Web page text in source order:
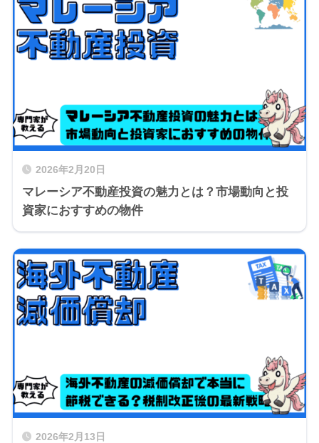
2026年2月20日
マレーシア不動産投資の魅力とは？市場動向と投
資家におすすめの物件
2026年2月13日